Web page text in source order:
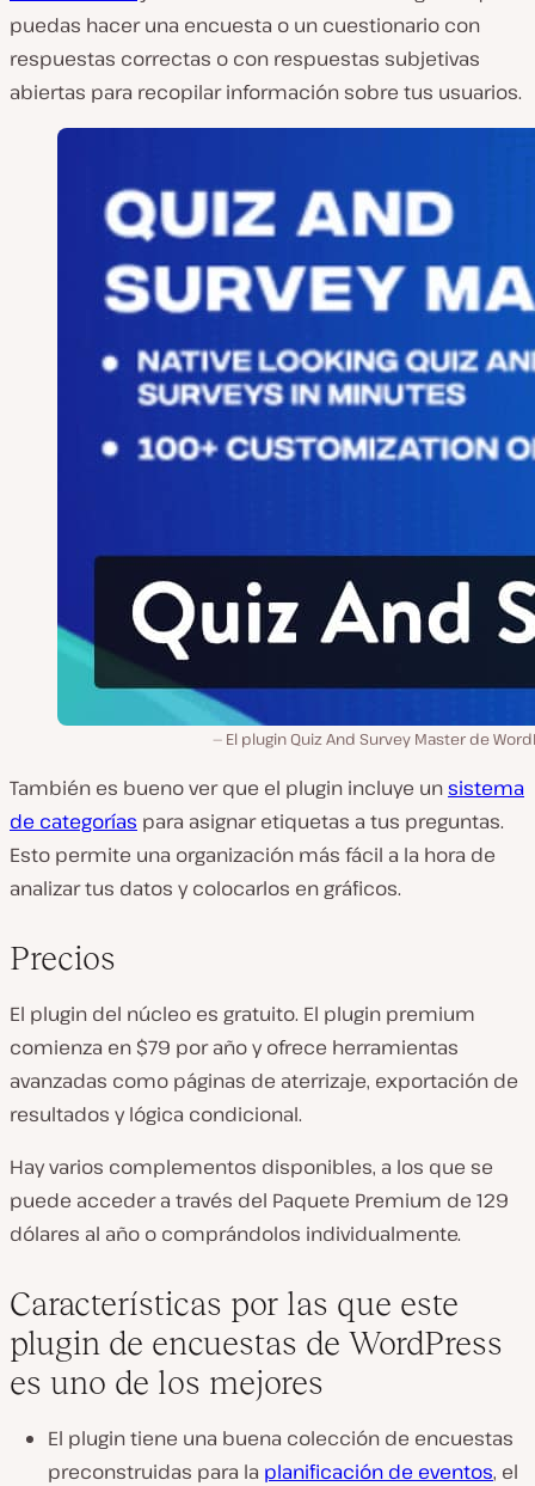
puedas hacer una encuesta o un cuestionario con
respuestas correctas o con respuestas subjetivas
abiertas para recopilar información sobre tus usuarios.
El plugin Quiz And Survey Master de
También es bueno ver que el plugin incluye unsistema
de categorías para asignar etiquetas a tus preguntas.
Esto permite una organización más fácil a la hora de
analizar tus datos y colocarlos en gráficos.
Precios
El plugin del núcleo es gratuito. El plugin premium
comienza en $79 por año y ofrece herramientas
avanzadas como páginas de aterrizaje, exportación de
resultados y lógica condicional.
Hay varios complementos disponibles, a los que se
puede acceder a través del Paquete Premium de 129
dólares al año o comprándolos individualmente.
Características por las que este
plugin de encuestas de WordPress
es uno de los mejores
El plugin tiene una buena colección de encuestas
preconstruidas para la planificación de eventos, el